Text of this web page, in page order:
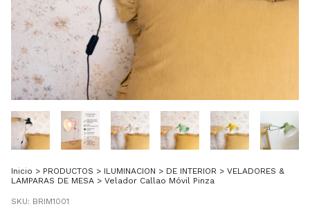
Inicio > PRODUCTOS > ILUMINACION > DE INTERIOR > VELADORES &
LAMPARAS DE MESA > Velador Callao Móvil Pinza
SKU: BRIM1001